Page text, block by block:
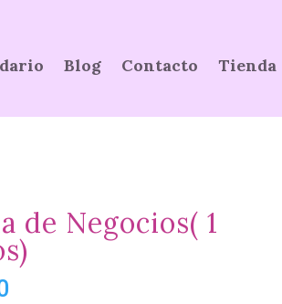
Blog Contacto Tienda
de Negocios( 1